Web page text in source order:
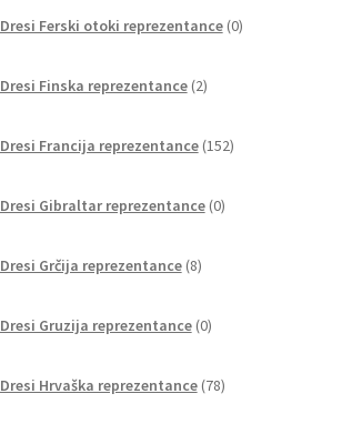
Dresi Ferski otoki reprezentance 0izdelkov
Dresi Finska reprezentance 2izdelka
Dresi Francija reprezentance 152izdelkov
Dresi Gibraltar reprezentance 0izdelkov
Dresi Grčija reprezentance 8izdelkov
Dresi Gruzija reprezentance 0izdelkov
Dresi Hrvaška reprezentance 78izdelkov